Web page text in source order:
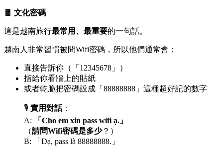
🧧 文化密碼
這是越南旅行最常用、最重要的一句話。
越南人非常習慣被問Wifi密碼，所以他們通常會：
直接告訴你（「12345678」）
指給你看牆上的貼紙
或者乾脆把密碼設成「88888888」這種超好記的數字
🎙️ 實用對話：
A:
「Cho em xin pass wifi ạ.」
（請問Wifi密碼是多少？）
B: 「Dạ, pass là 88888888.」